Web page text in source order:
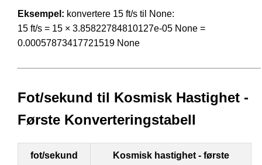
Eksempel: konvertere 15 ft/s til None:
15 ft/s = 15 × 3.85822784810127e-05 None =
0.00057873417721519 None
Fot/sekund til Kosmisk Hastighet -
Første Konverteringstabell
fot/sekund Kosmisk hastighet - første